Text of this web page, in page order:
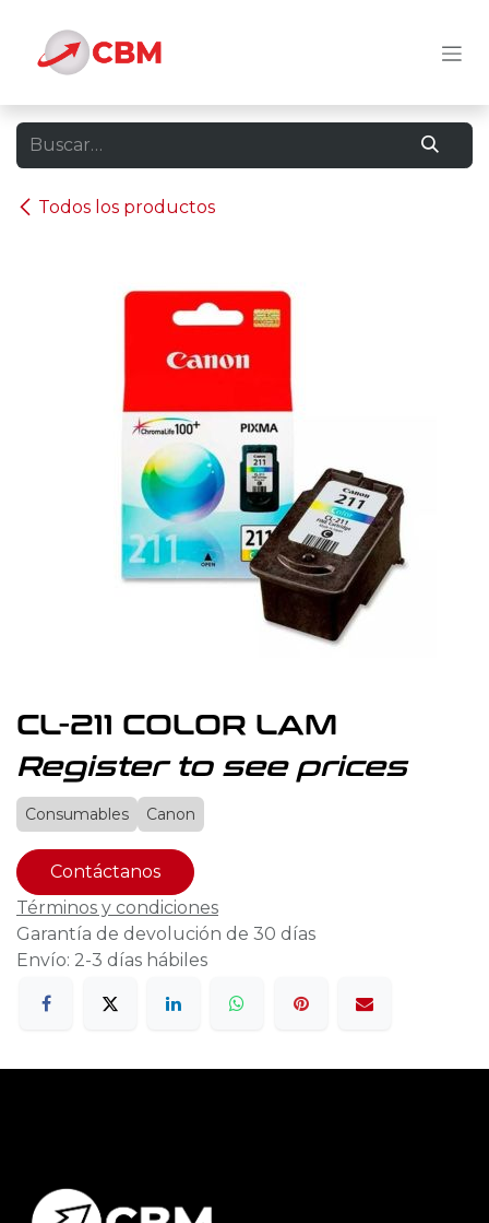
Todos los productos
CL-211 COLOR LAM
Register to see prices
Consumables Canon
Contáctanos
Términos y condiciones
Garantía de devolución de 30 días
Envío: 2-3 días hábiles